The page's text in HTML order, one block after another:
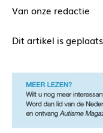
Van onze redactie
Dit artikel is